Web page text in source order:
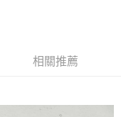
相關推薦